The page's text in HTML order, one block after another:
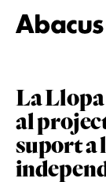
to
main
to
primary
to
footer
La Llopa
al
suport a